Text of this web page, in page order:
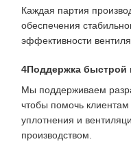
Каждая партия
обеспечения
эффективности
4Поддержка быстрой
Мы поддерживаем
чтобы помочь
уплотнения и
производством.